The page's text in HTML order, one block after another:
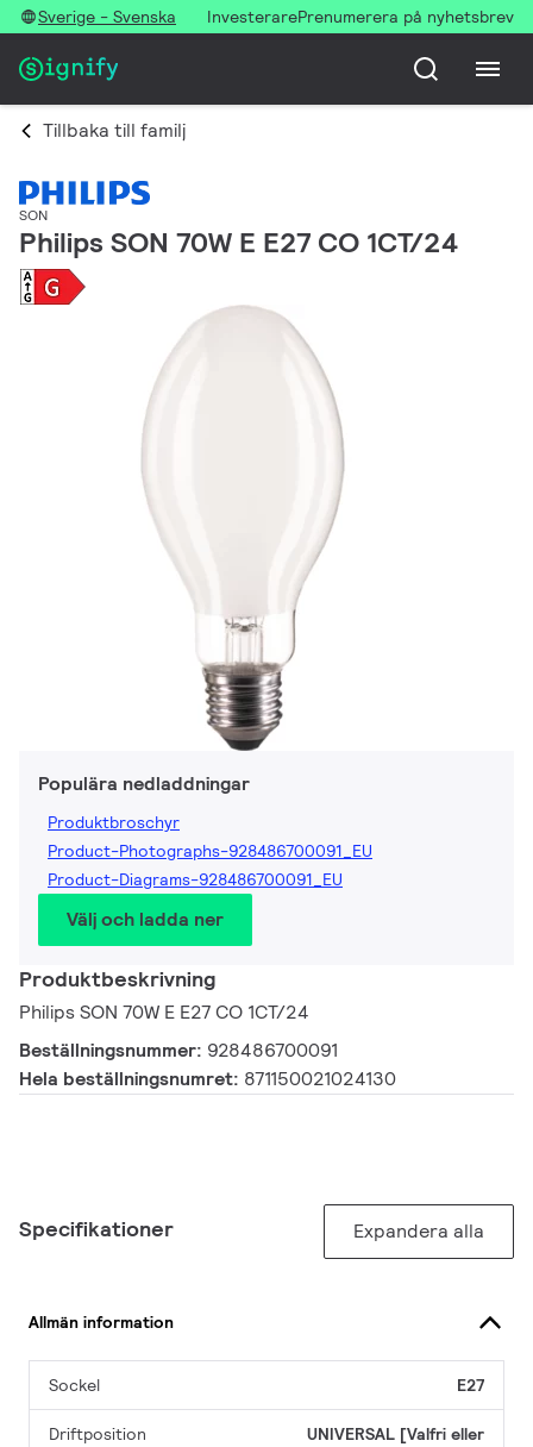
Sverige - Svenska InvesterarePrenumerera på nyhetsbrev
Tillbaka till familj
SON
Philips SON 70W E E27 CO 1CT/24
Populära nedladdningar
Produktbroschyr
Product-Photographs-928486700091_EU
Product-Diagrams-928486700091_EU
Välj och ladda ner
Produktbeskrivning
Philips SON 70W E E27 CO 1CT/24
Beställningsnummer: 928486700091
Hela beställningsnumret: 871150021024130
Specifikationer Expandera alla
Allmän information
Sockel E27
Driftposition
UNIVERSAL [Valfri eller